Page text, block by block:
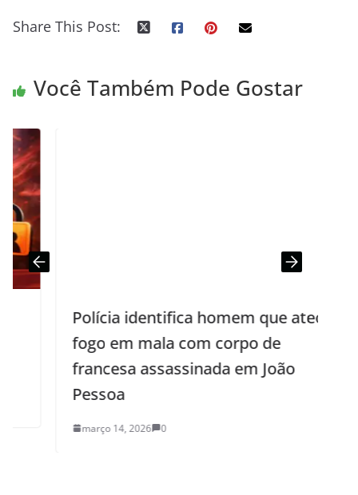
Share This Post:
Você Também Pode Gostar
Polícia identifica homem que ateou
fogo em mala com corpo de
francesa assassinada em João
Pessoa
março 14, 2026 0